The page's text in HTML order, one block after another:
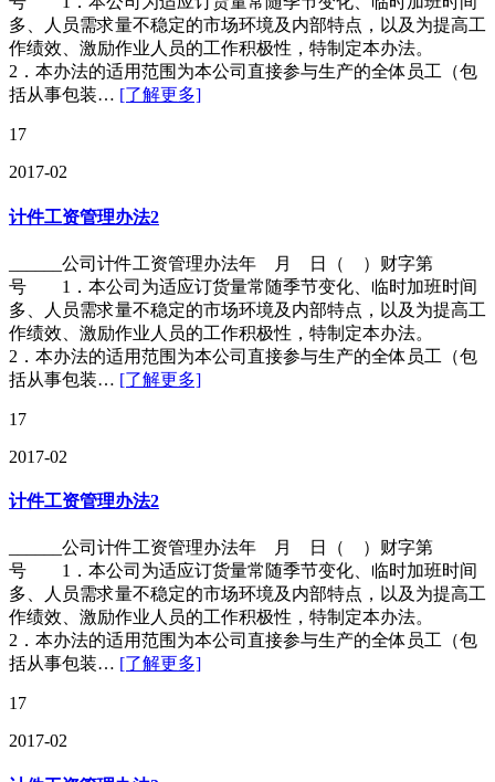
多、人员需求量不稳定的市场环境及内部特点，以及为提高工
作绩效、激励作业人员的工作积极性，特制定本办法。
2．本办法的适用范围为本公司直接参与生产的全体员工（包
括从事包装… [了解更多]
17
2017-02
计件工资管理办法2
______公司计件工资管理办法年 月 日（ ）财字第
号 1．本公司为适应订货量常随季节变化、临时加班时间
多、人员需求量不稳定的市场环境及内部特点，以及为提高工
作绩效、激励作业人员的工作积极性，特制定本办法。
2．本办法的适用范围为本公司直接参与生产的全体员工（包
括从事包装… [了解更多]
17
2017-02
计件工资管理办法2
______公司计件工资管理办法年 月 日（ ）财字第
号 1．本公司为适应订货量常随季节变化、临时加班时间
多、人员需求量不稳定的市场环境及内部特点，以及为提高工
作绩效、激励作业人员的工作积极性，特制定本办法。
2．本办法的适用范围为本公司直接参与生产的全体员工（包
括从事包装… [了解更多]
17
2017-02